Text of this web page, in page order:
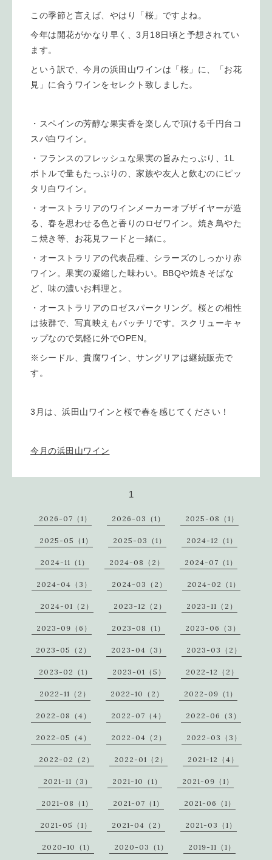
この季節と言えば、やはり「桜」ですよね。
今年は開花がかなり早く、3月18日頃と予想されてい
ます。
という訳で、今月の浜田山ワインは「桜」に、「お花
見」に合うワインをセレクト致しました。
・スペインの芳醇な果実香を楽しんで頂ける千円台コ
スパ白ワイン。
・フランスのフレッシュな果実の旨みたっぷり、1L
ボトルで量もたっぷりの、家族や友人と飲むのにピッ
タリ白ワイン。
・オーストラリアのワインメーカーオブザイヤーが造
る、春を思わせる色と香りのロゼワイン。焼き鳥やた
こ焼き等、お花見フードと一緒に。
・オーストラリアの代表品種、シラーズのしっかり赤
ワイン。果実の凝縮した味わい。BBQや焼きそばな
ど、味の濃いお料理と。
・オーストラリアのロゼスパークリング。桜との相性
は抜群で、写真映えもバッチリです。スクリューキャ
ップなので気軽に外でOPEN。
※シードル、貴腐ワイン、サングリアは継続販売で
す。
3月は、浜田山ワインと桜で春を感じてください！
今月の浜田山ワイン
1
2026-07（1） 2026-03（1） 2025-08（1）
2025-05（1） 2025-03（1） 2024-12（1）
2024-11（1） 2024-08（2） 2024-07（1）
2024-04（3） 2024-03（2） 2024-02（1）
2024-01（2） 2023-12（2） 2023-11（2）
2023-09（6） 2023-08（1） 2023-06（3）
2023-05（2） 2023-04（3） 2023-03（2）
2023-02（1） 2023-01（5） 2022-12（2）
2022-11（2） 2022-10（2） 2022-09（1）
2022-08（4） 2022-07（4） 2022-06（3）
2022-05（4） 2022-04（2） 2022-03（3）
2022-02（2） 2022-01（2） 2021-12（4）
2021-11（3） 2021-10（1） 2021-09（1）
2021-08（1） 2021-07（1） 2021-06（1）
2021-05（1） 2021-04（2） 2021-03（1）
2020-10（1） 2020-03（1） 2019-11（1）